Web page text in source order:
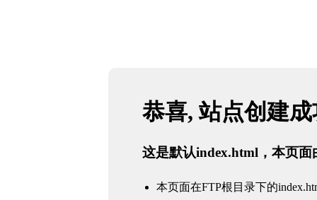
恭喜, 站点创建
这是默认index.html，本页面
本页面在FTP根目录下的